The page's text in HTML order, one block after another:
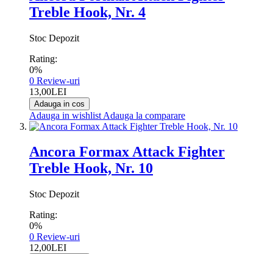
Treble Hook, Nr. 4
Stoc Depozit
Rating:
0%
0 Review-uri
13,00LEI
Adauga in cos
Adauga in wishlist Adauga la comparare
Ancora Formax Attack Fighter
Treble Hook, Nr. 10
Stoc Depozit
Rating:
0%
0 Review-uri
12,00LEI